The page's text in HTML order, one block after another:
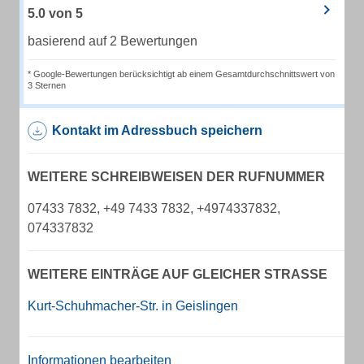
5.0 von 5
basierend auf 2 Bewertungen
* Google-Bewertungen berücksichtigt ab einem Gesamtdurchschnittswert von
3 Sternen
Kontakt im Adressbuch speichern
WEITERE SCHREIBWEISEN DER RUFNUMMER
07433 7832, +49 7433 7832, +4974337832,
074337832
WEITERE EINTRÄGE AUF GLEICHER STRASSE
Kurt-Schuhmacher-Str. in Geislingen
Informationen bearbeiten